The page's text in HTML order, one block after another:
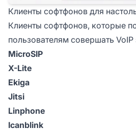
Клиенты софтфонов для
Клиенты софтфонов, которые
пользователям совершать VoIP
MicroSIP
X-Lite
Ekiga
Jitsi
Linphone
Icanblink